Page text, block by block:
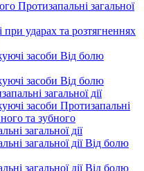
Протизапальні загальної
при ударах та розтягненнях
засоби Від болю
засоби Від болю
загальної дії
засоби Протизапальні
та зубного
загальної дії
загальної дії Від болю
загальної дії Від болю